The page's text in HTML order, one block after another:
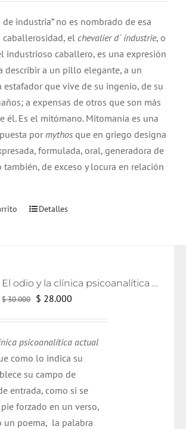
es:
$ 19.000.
industria” no es nombrado de esa
caballerosidad, elchevalier d` industrie, o
industrioso caballero, es una expresión
describir a un pillo elegante, a un
estafador que vive de su ingenio, de su
a expensas de otros que son más
él. Es el mitómano. Mitomanía es una
por mythos que en griego designa
formulada, oral, generadora de
también, de exceso y locura en relación
Detalles
El odio y la clínica psicoanalítica actual
$30.000 El
era:
$ 30.000.
$ 28.000
es:
$ 28.000.
psicoanalítica actual
como lo indica su
su campo de
entrada, como si se
forzado en un verso,
un poema, la palabra